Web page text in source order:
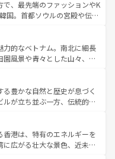
トドア好きにはたまらな
魅力を存分に味わいつくそ
、訪れる人に新しい発見と
、奥深い台湾の食文化も魅
ど、バラエティ豊かな料理
の台湾情報は コンテンツ一覧を参
、最先端のファッションやK
国。首都ソウルの宮殿や伝統
々の自然美を楽しむことが
、絶品のストリートフード
っている。夜には、韓国な
多彩な魅力を心ゆくまで味
い。 なお、新着の韓国情報はコンテンツ一
力的なベトナム。南北に細長
風景や青々とした山々、世
。ハノイの古い町並みやホ
の建物も、独特の雰囲気を
ティの豊かさとおいしさで
トナムコーヒーなどは、ぜ
を訪れてもあたたかい人々
きっと忘れられない旅にな
豊かな自然と歴史が息づく
が立ち並ぶ一方、伝統的な
はチェンマイなどの山岳地
プーケットやクラビの美し
むことができる。タイ料理
港は、特有のエネルギーを
広がる壮大な景色、近未来